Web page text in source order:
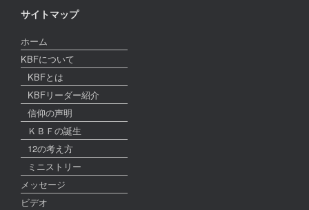
サイトマップ
ホーム
KBFについて
KBFとは
KBFリーダー紹介
信仰の声明
ＫＢＦの誕生
12の考え方
ミニストリー
メッセージ
ビデオ